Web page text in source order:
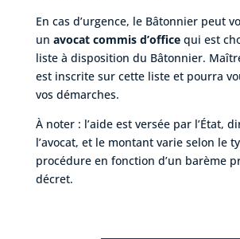
En cas d’urgence, le Bâtonnier peut
un avocat commis d’officequi est
liste à disposition du Bâtonnier.
est inscrite sur cette liste et pourra
vos démarches.
À noter : l’aide est versée par l’État,
l’avocat, et le montant varie selon le
procédure en fonction d’un barème
décret.